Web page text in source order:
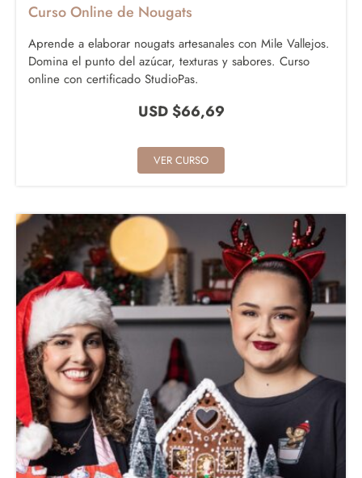
Curso Online de Nougats
Aprende a elaborar nougats artesanales con Mile Vallejos.
Domina el punto del azúcar, texturas y sabores. Curso
online con certificado StudioPas.
USD $66,69
VER CURSO